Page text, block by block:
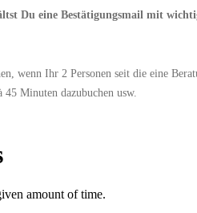
Du eine Bestätigungsmail mit
wenn Ihr 2 Personen seit die eine
Minuten dazubuchen usw.